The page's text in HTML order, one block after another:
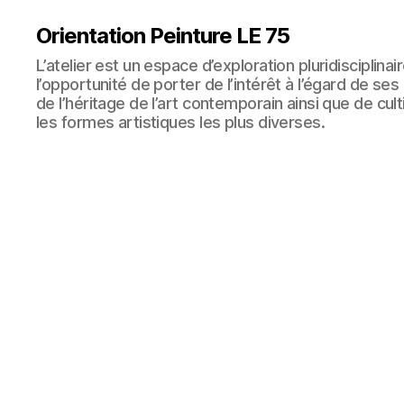
Orientation Peinture LE 75
L’atelier est un espace d’exploration
l’opportunité de porter de l’intérêt à l’égard de
de l’héritage de l’art contemporain ainsi que de
les formes artistiques les plus diverses.